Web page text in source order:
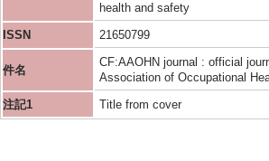
health and safety
ISSN
21650799
件名
CF:AAOHN journal : official
Association of Occupational
注記1
Title from cover